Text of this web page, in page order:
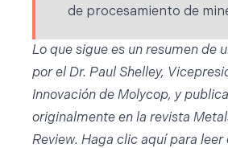
de procesamiento de
Lo que sigue es un resumen de
por el Dr. Paul Shelley,
Innovación de Molycop, y
originalmente en la revista
Review. Haga clic aquí para leer